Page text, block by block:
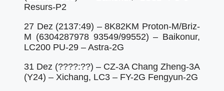
Resurs-P2
27 Dez (2137:49) – 8K82KM Proton-M/Briz-
M (6304287978 93549/99552) – Baikonur,
LC200 PU-29 – Astra-2G
31 Dez (????:??) – CZ-3A Chang Zheng-3A
(Y24) – Xichang, LC3 – FY-2G Fengyun-2G